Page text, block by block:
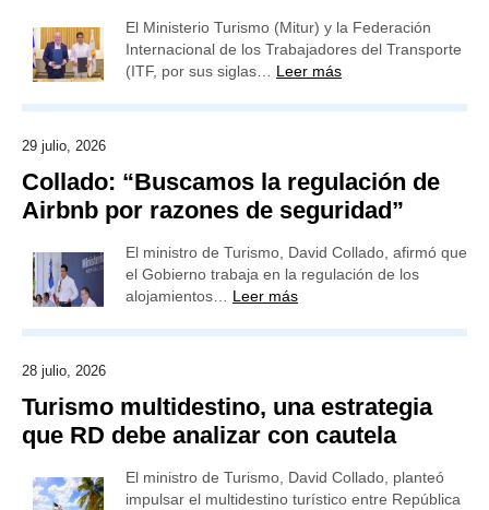
El Ministerio Turismo (Mitur) y la Federación
Internacional de los Trabajadores del Transporte
(ITF, por sus siglas… Leer más
29 julio, 2026
Collado: “Buscamos la regulación de
Airbnb por razones de seguridad”
El ministro de Turismo, David Collado, afirmó que
el Gobierno trabaja en la regulación de los
alojamientos… Leer más
28 julio, 2026
Turismo multidestino, una estrategia
que RD debe analizar con cautela
El ministro de Turismo, David Collado, planteó
impulsar el multidestino turístico entre República